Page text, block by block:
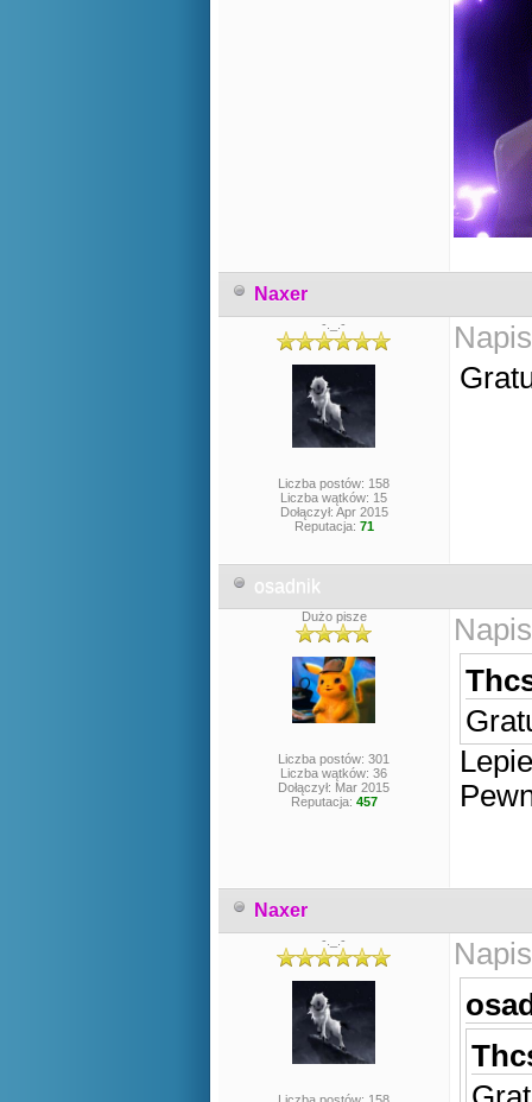
Naxer
-._.-
Liczba postów: 158
Liczba wątków: 15
Dołączył: Apr 2015
Reputacja: 71
osadnik
Dużo pisze
Liczba postów: 301
Liczba wątków: 36
Dołączył: Mar 2015
Reputacja: 457
Naxer
-._.-